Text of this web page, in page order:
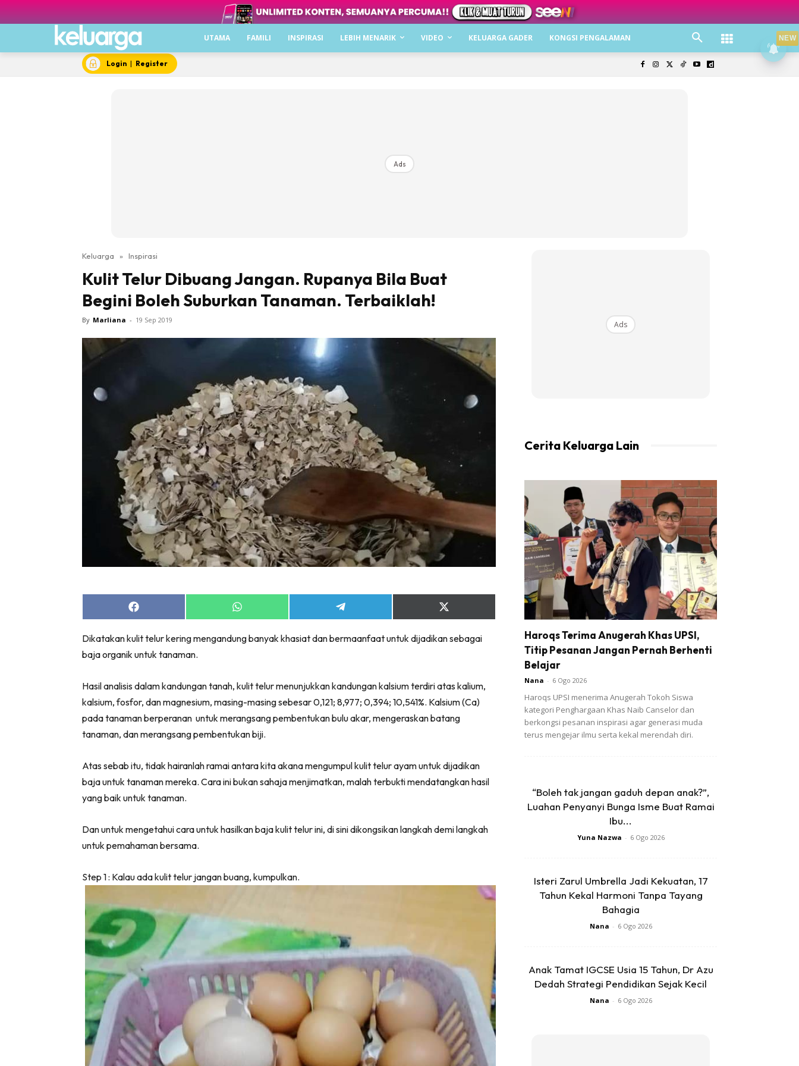
UTAMA FAMILI INSPIRASI LEBIH MENARIK VIDEO KELUARGA GADER KONGSI PENGALAMAN
Login | Register
Ads
Keluarga » Inspirasi
Kulit Telur Dibuang Jangan. Rupanya Bila Buat
Begini Boleh Suburkan Tanaman. Terbaiklah!
By Marliana - 19 Sep 2019
Share
on
Share
on
Share
on
Share
on
(Twitter)
Dikatakan kulit telur kering mengandung banyak khasiat dan bermaanfaat untuk dijadikan sebagai
baja organik untuk tanaman.
Hasil analisis dalam kandungan tanah, kulit telur menunjukkan kandungan kalsium terdiri atas kalium,
kalsium, fosfor, dan magnesium, masing-masing sebesar 0,121; 8,977; 0,394; 10,541%. Kalsium (Ca)
pada tanaman berperanan untuk merangsang pembentukan bulu akar, mengeraskan batang
tanaman, dan merangsang pembentukan biji.
Atas sebab itu, tidak hairanlah ramai antara kita akana mengumpul kulit telur ayam untuk dijadikan
baja untuk tanaman mereka. Cara ini bukan sahaja menjimatkan, malah terbukti mendatangkan hasil
yang baik untuk tanaman.
Dan untuk mengetahui cara untuk hasilkan baja kulit telur ini, di sini dikongsikan langkah demi langkah
untuk pemahaman bersama.
Step 1 : Kalau ada kulit telur jangan buang, kumpulkan.
Ads
Cerita Keluarga Lain
Haroqs Terima Anugerah Khas UPSI,
Titip Pesanan Jangan Pernah Berhenti
Belajar
Nana - 6 Ogo 2026
Haroqs UPSI menerima Anugerah Tokoh Siswa
kategori Penghargaan Khas Naib Canselor dan
berkongsi pesanan inspirasi agar generasi muda
terus mengejar ilmu serta kekal merendah diri.
“Boleh tak jangan gaduh depan anak?”,
Luahan Penyanyi Bunga Isme Buat Ramai
Ibu...
Yuna Nazwa - 6 Ogo 2026
Isteri Zarul Umbrella Jadi Kekuatan, 17
Tahun Kekal Harmoni Tanpa Tayang
Bahagia
Nana - 6 Ogo 2026
Anak Tamat IGCSE Usia 15 Tahun, Dr Azu
Dedah Strategi Pendidikan Sejak Kecil
Nana - 6 Ogo 2026
NEW